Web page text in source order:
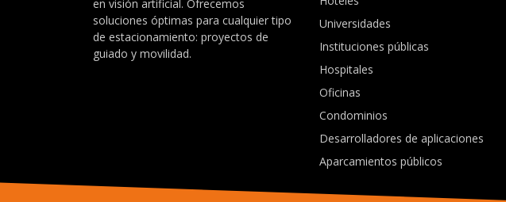
en visión artificial. Ofrecemos
soluciones óptimas para cualquier tipo
de estacionamiento: proyectos de
guiado y movilidad.
Universidades
Instituciones públicas
Hospitales
Oficinas
Condominios
Desarrolladores de aplicaciones
Aparcamientos públicos